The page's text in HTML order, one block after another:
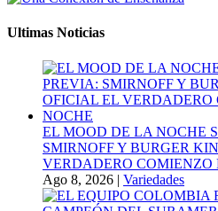
Ultimas Noticias
EL MOOD DE LA NOCHE
SMIRNOFF Y BURGER
VERDADERO COMIENZO
Ago 8, 2026 | Variedades